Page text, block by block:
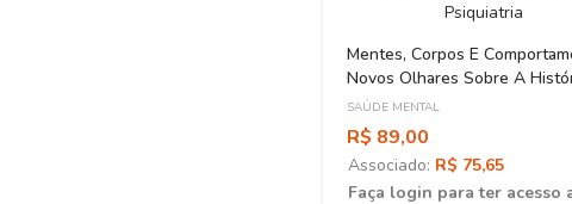
Mentes, Corpos E
Novos Olhares Sobre A
Psiquiatria
SAÚDE MENTAL
R$ 89,00
Associado: R$ 75,65
Faça login para ter acesso